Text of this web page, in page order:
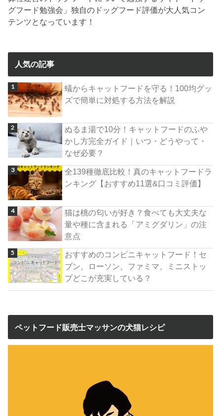
グフード勉強会」独自のドッグフード評価が大人気コン
テンツとなっています！
人気の記事
蟻からキャットフードを守る！100均グッ
ズで簡単に対処する方法を解説
ぬるま湯で10分！キャットフードのふや
かし方完全ガイド｜いつ・どうやって・
なぜ必要？
全139種徹底比較！真のキャットフードラ
ンキング【おすすめ11選&口コミ評価】
猫は桃の匂いが好き？食べても大丈夫な
量や種に含まれる「アミグダリン」の注
意点
おすすめのコンビニキャットフード！セ
ブン、ローソン、ファミマ、ミニストッ
プどこが充実している？
ペットフード販売士マッサンの犬猫レシピ